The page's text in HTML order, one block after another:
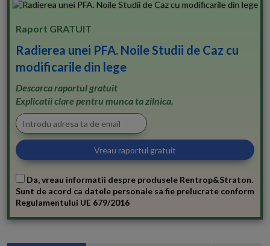
Raport GRATUIT
Radierea unei PFA. Noile Studii de Caz cu
modificarile din lege
Descarca raportul gratuit
Explicatii clare pentru munca ta zilnica.
Da, vreau informatii despre produsele Rentrop&Straton.
Sunt de acord ca datele personale sa fie prelucrate conform
Regulamentului UE 679/2016